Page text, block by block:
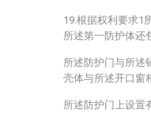
19.根据权利要求1
所述第一防护体还
所述防护门与所述
壳体与所述开口窗
所述防护门上设置